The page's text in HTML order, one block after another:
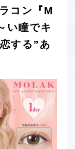
コン『M
い瞳でキ
する”あ